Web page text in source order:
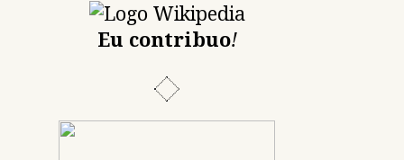
Eu contribuo!